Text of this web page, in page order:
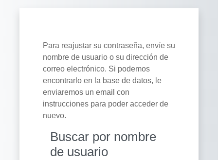
Para reajustar su contraseña, envíe su
nombre de usuario o su dirección de
correo electrónico. Si podemos
encontrarlo en la base de datos, le
enviaremos un email con
instrucciones para poder acceder de
nuevo.
Buscar por nombre de usuario
Buscar por nombre
de usuario